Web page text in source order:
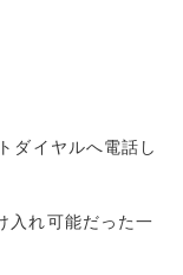
ダイヤルへ電話し
入れ可能だった一